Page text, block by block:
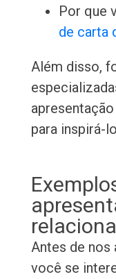
Por que
de carta
Além disso,
para inspirá-
Antes de nos
você se